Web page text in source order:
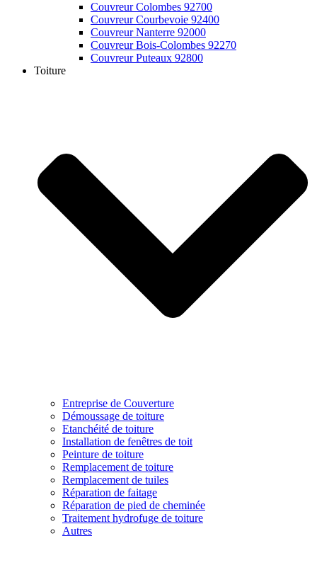
Couvreur Colombes 92700
Couvreur Courbevoie 92400
Couvreur Nanterre 92000
Couvreur Bois-Colombes 92270
Couvreur Puteaux 92800
Toiture
Entreprise de Couverture
Démoussage de toiture
Etanchéité de toiture
Installation de fenêtres de toit
Peinture de toiture
Remplacement de toiture
Remplacement de tuiles
Réparation de faitage
Réparation de pied de cheminée
Traitement hydrofuge de toiture
Autres